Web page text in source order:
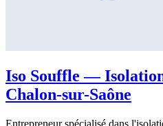
Iso Souffle —
Chalon-sur-Saône